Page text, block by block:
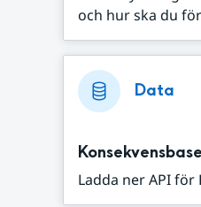
och hur ska du
Data
Ladda ner API